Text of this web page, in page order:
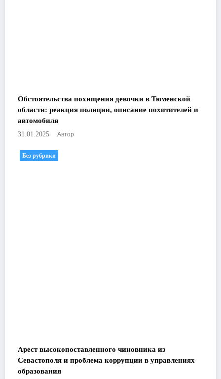
Обстоятельства похищения девочки в Тюменской
области: реакция полиции, описание похитителей и
автомобиля
31.01.2025 Автор
Без рубрики
Арест высокопоставленного чиновника из
Севастополя и проблема коррупции в управлениях
образования